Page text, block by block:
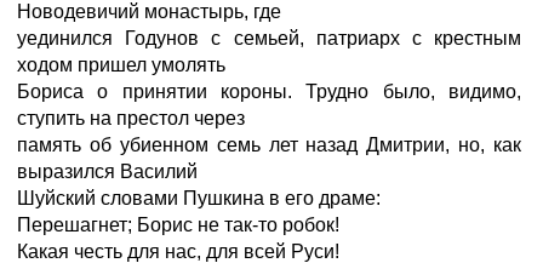
Hоводевичий монастырь, где
уединился Годунов с семьей, патриарх с крестным
ходом пришел умолять
Бориса о принятии короны. Трудно было, видимо,
ступить на престол через
память об убиенном семь лет назад Дмитрии, но, как
выразился Василий
Шуйский словами Пушкина в его драме:
Перешагнет; Борис не так-то робок!
Какая честь для нас, для всей Руси!